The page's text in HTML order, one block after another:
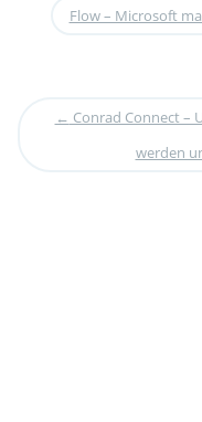
Flow – Microsoft
← Conrad Connect –
werden